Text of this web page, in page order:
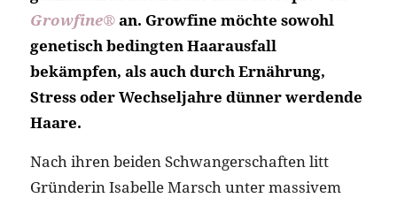
Growfine®an. Growfine möchte sowohl
genetisch bedingten Haarausfall
bekämpfen, als auch durch Ernährung,
Stress oder Wechseljahre dünner werdende
Haare.
Nach ihren beiden Schwangerschaften litt
Gründerin Isabelle Marsch unter massivem